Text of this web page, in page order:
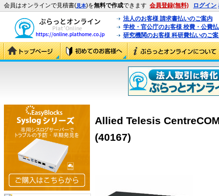
会員はオンラインで見積書(見本)を無料で作成できます 会員登録(無料) ログイン
法人のお客様 請求書払いのご案内
学校・官公庁のお客様 校費・公費
研究機関のお客様 科研費払いのご
Allied Telesis
(40167)